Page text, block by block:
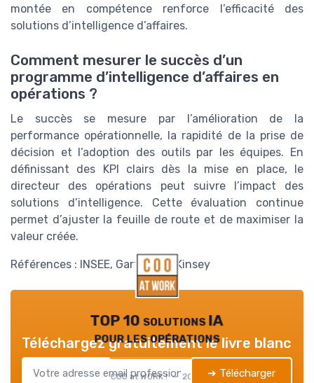
montée en compétence renforce l’efficacité des
solutions d’intelligence d’affaires.
Comment mesurer le succès d’un
programme d’intelligence d’affaires en
opérations ?
Le succès se mesure par l’amélioration de la
performance opérationnelle, la rapidité de la prise de
décision et l’adoption des outils par les équipes. En
définissant des KPI clairs dès la mise en place, le
directeur des opérations peut suivre l’impact des
solutions d’intelligence. Cette évaluation continue
permet d’ajuster la feuille de route et de maximiser la
valeur créée.
Références : INSEE, Gartner, McKinsey
TOP 10 solutions IA
pour les opérations
COO at WORK ! — 2026
Téléchargez gratuitement le livre blanc
➔ Télécharger